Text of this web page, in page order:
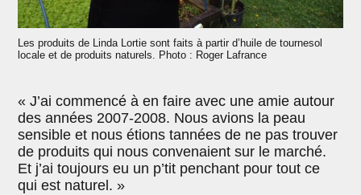
Les produits de Linda Lortie sont faits à partir d’huile de tournesol
locale et de produits naturels. Photo : Roger Lafrance
« J’ai commencé à en faire avec une amie autour
des années 2007-2008. Nous avions la peau
sensible et nous étions tannées de ne pas trouver
de produits qui nous convenaient sur le marché.
Et j’ai toujours eu un p’tit penchant pour tout ce
qui est naturel. »